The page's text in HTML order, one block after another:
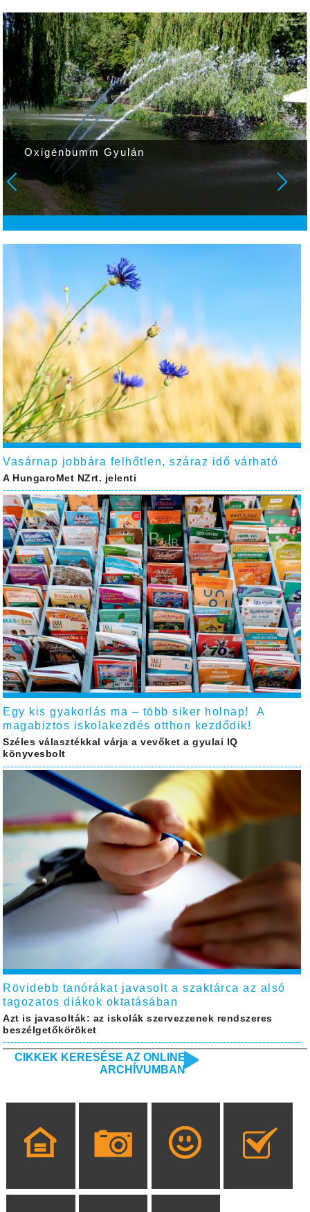
Oxigénbumm Gyulán
Vasárnap jobbára felhőtlen, száraz idő várható
A HungaroMet NZrt. jelenti
Egy kis gyakorlás ma – több siker holnap! A
magabiztos iskolakezdés otthon kezdődik!
Széles választékkal várja a vevőket a gyulai IQ
könyvesbolt
Rövidebb tanórákat javasolt a szaktárca az alsó
tagozatos diákok oktatásában
Azt is javasolták: az iskolák szervezzenek rendszeres
beszélgetőköröket
CIKKEK KERESÉSE AZ ONLINE
ARCHÍVUMBAN